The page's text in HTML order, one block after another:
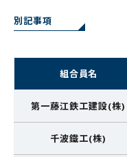
別記事項
組合員名
第一藤江鉄工建設(株)
千波鐵工(株)